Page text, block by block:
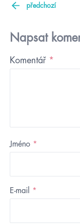
předchozí
Napsat
Komentář *
Jméno *
E-mail *